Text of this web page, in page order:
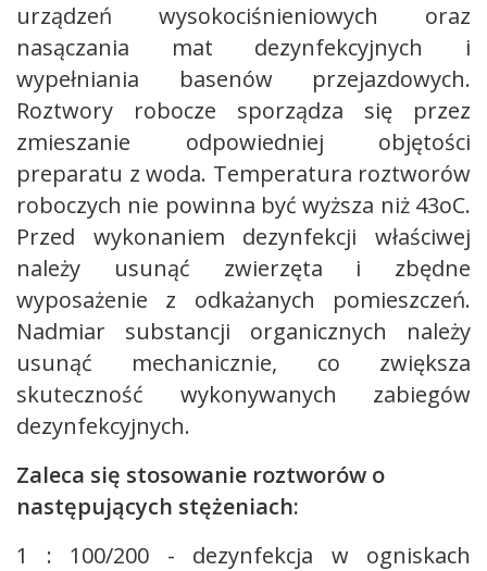
urządzeń wysokociśnieniowych oraz
nasączania mat dezynfekcyjnych i
wypełniania basenów przejazdowych.
Roztwory robocze sporządza się przez
zmieszanie odpowiedniej objętości
preparatu z woda. Temperatura roztworów
roboczych nie powinna być wyższa niż 43oC.
Przed wykonaniem dezynfekcji właściwej
należy usunąć zwierzęta i zbędne
wyposażenie z odkażanych pomieszczeń.
Nadmiar substancji organicznych należy
usunąć mechanicznie, co zwiększa
skuteczność wykonywanych zabiegów
dezynfekcyjnych.
Zaleca się stosowanie roztworów o
następujących stężeniach:
1 : 100/200 - dezynfekcja w ogniskach